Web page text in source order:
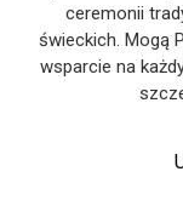
ceremonii
świeckich. Mogą
wsparcie na